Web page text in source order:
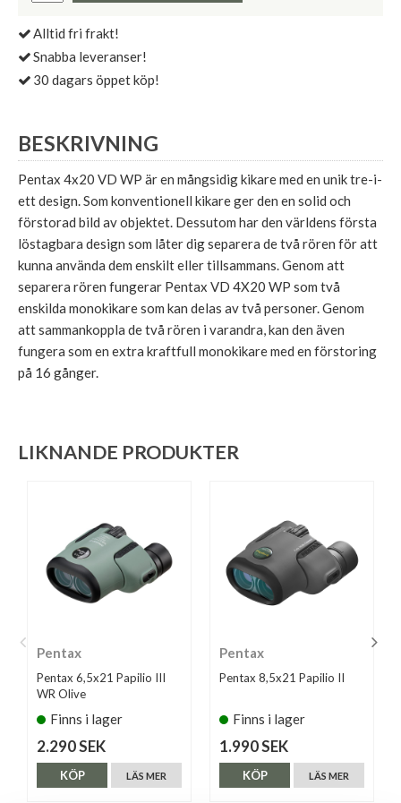
Alltid fri frakt!
Snabba leveranser!
30 dagars öppet köp!
BESKRIVNING
Pentax 4x20 VD WP är en mångsidig kikare med en unik tre-i-
ett design. Som konventionell kikare ger den en solid och
förstorad bild av objektet. Dessutom har den världens första
löstagbara design som låter dig separera de två rören för att
kunna använda dem enskilt eller tillsammans. Genom att
separera rören fungerar Pentax VD 4X20 WP som två
enskilda monokikare som kan delas av två personer. Genom
att sammankoppla de två rören i varandra, kan den även
fungera som en extra kraftfull monokikare med en förstoring
på 16 gånger.
LIKNANDE PRODUKTER
Pentax
Pentax 6,5x21 Papilio III
WR Olive
Finns i lager
2.290 SEK
LÄS MER
KÖP
Pentax
Pentax 8,5x21 Papilio II
Finns i lager
1.990 SEK
LÄS MER
KÖP